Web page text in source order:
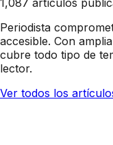
1,087 artículos
Periodista
accesible. Con
cubre todo tipo de
lector.
Ver todos los